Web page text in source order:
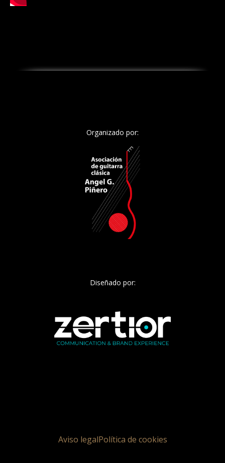
Organizado por:
Diseñado por:
Aviso legalPolítica de cookies